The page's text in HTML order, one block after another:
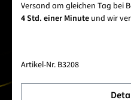
Versand am gleichen Tag bei
4 Std. einer Minute und wir
Artikel-Nr. B3208